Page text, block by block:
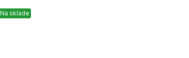
Na sklade